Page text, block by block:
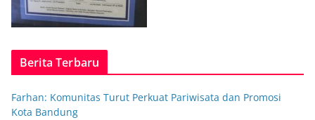
Berita Terbaru
Farhan: Komunitas Turut Perkuat Pariwisata dan Promosi
Kota Bandung